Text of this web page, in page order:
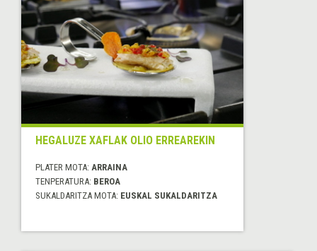
HEGALUZE XAFLAK OLIO ERREAREKIN
PLATER MOTA: ARRAINA
TENPERATURA: BEROA
SUKALDARITZA MOTA: EUSKAL SUKALDARITZA